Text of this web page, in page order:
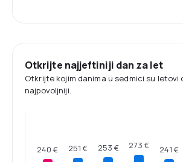
Otkrijte najjeftiniji dan za let
Otkrijte kojim danima u sedmici su letovi
najpovoljniji.
240 € 251 € 253 € 273 € 241 €